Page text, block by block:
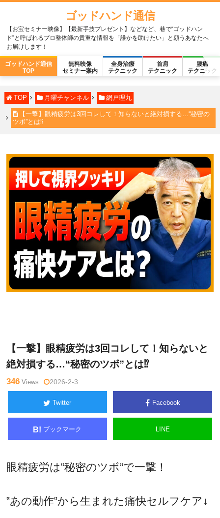
ゴッドハンド通信
【お宝セミナー映像】【最新手技プレゼント】などなど、巷で“ゴッドハン
ド”と呼ばれるプロ整体師の貴重な情報を「誰かを助けたい」と願うあなたへ
お届けします！
ゴッドハンド通信
TOP
無料映像
セミナー案内
全身治療
テクニック
首肩
テクニック
腰痛
テクニック
TOP 月曜チャンネル 網戸理九
【一撃】眼精疲労は3回コレして！知らないと絶対損する…“秘密の
ツボ”とは⁉
【一撃】眼精疲労は3回コレして！知らないと
絶対損する…“秘密のツボ”とは⁉
346 Views 2026-2-3
Twitter Facebook
B! ブックマーク LINE
眼精疲労は‟秘密のツボ”で一撃！
‟あの動作‟から生まれた痛快セルフケア↓